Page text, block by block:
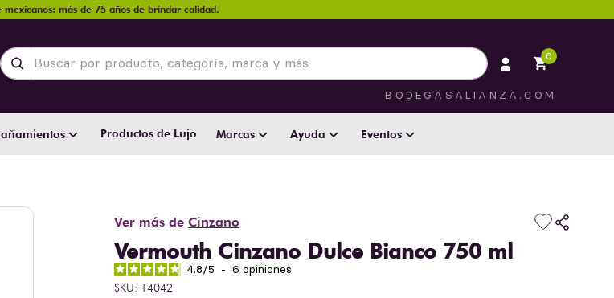
mexicanos: más de 75 años de brindar calidad.
Buscar por producto, categoría, marca y más 0
BODEGASALIANZA.COM
Productos de Lujo Marcas Ayuda Eventos
Ver más de Cinzano
Vermouth Cinzano Dulce Bianco 750 ml
4.8/5 - 6 opiniones
SKU: 14042